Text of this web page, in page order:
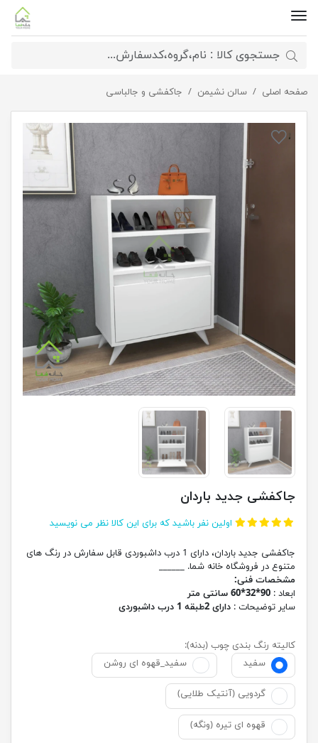
صفحه اصلی سالن نشیمن جاکفشی و جالباسی جاکفشی جدید باردان
جاکفشی جدید باردان
اولین نفر باشید که برای این کالا نظر می نویسید
جاکفشی جدید باردان، دارای 1 درب داشبوردی قابل سفارش در رنگ های
متنوع در فروشگاه خانه شما. ______
مشخصات فنی:
ابعاد : 90*32*60 سانتی متر
سایر توضیحات : دارای 2طبقه 1 درب داشبوردی
کالیته رنگ بندی چوب (بدنه):
سفید
سفید_قهوه ای روشن
گردویی (آنتیک طلایی)
قهوه ای تیره (ونگه)